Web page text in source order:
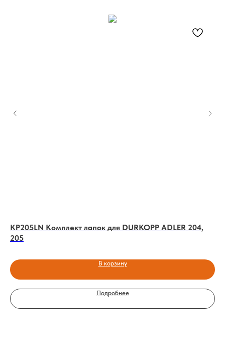
KP205LN Комплект лапок для DURKOPP ADLER 204,
205
В корзину
Подробнее